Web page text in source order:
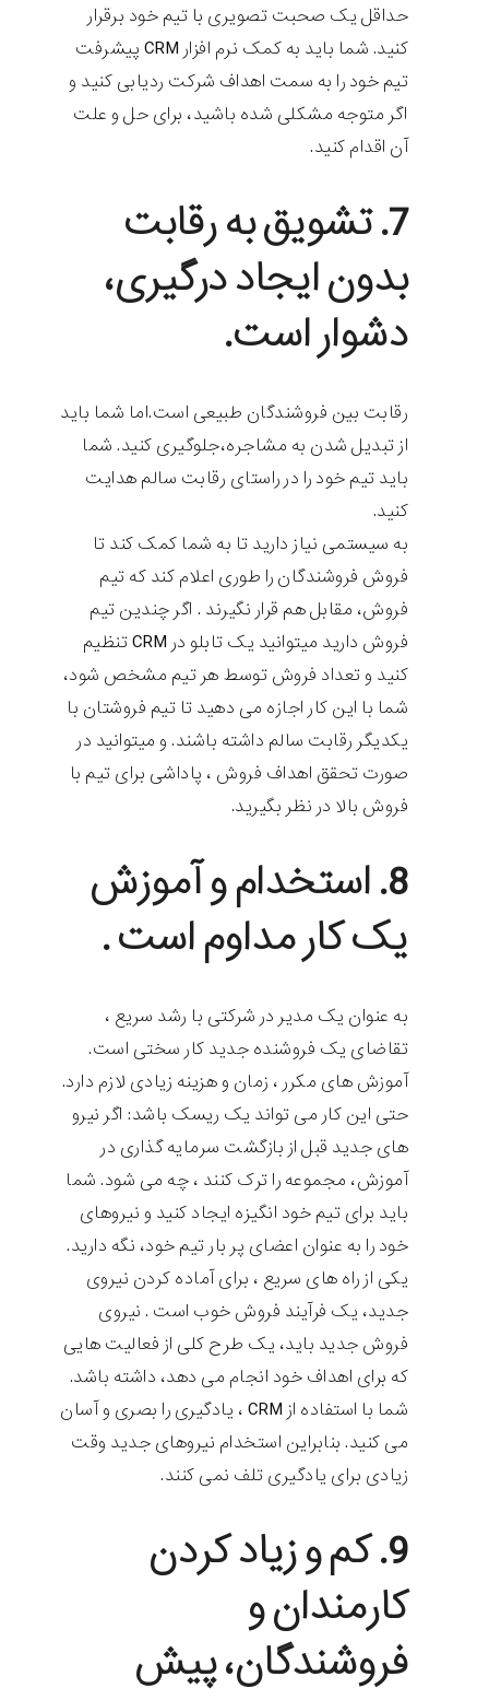
حداقل یک صحبت تصویری با تیم خود برقرار
کنید. شما باید به کمک نرم افزار CRM پیشرفت
تیم خود را به سمت اهداف شرکت ردیابی کنید و
اگر متوجه مشکلی شده باشید، برای حل و علت
آن اقدام کنید.
7. تشویق به رقابت
بدون ایجاد درگیری،
دشوار است.
رقابت بین فروشندگان طبیعی است.اما شما باید
از تبدیل شدن به مشاجره،جلوگیری کنید. شما
باید تیم خود را در راستای رقابت سالم هدایت
کنید.
به سیستمی نیاز دارید تا به شما کمک کند تا
فروش فروشندگان را طوری اعلام کند که تیم
فروش، مقابل هم قرار نگیرند . اگر چندین تیم
فروش دارید میتوانید یک تابلو در CRM تنظیم
کنید و تعداد فروش توسط هر تیم مشخص شود،
شما با این کار اجازه می دهید تا تیم فروشتان با
یکدیگر رقابت سالم داشته باشند. و میتوانید در
صورت تحقق اهداف فروش ، پاداشی برای تیم با
فروش بالا در نظر بگیرید.
8. استخدام و آموزش
یک کار مداوم است .
به عنوان یک مدیر در شرکتی با رشد سریع ،
تقاضای یک فروشنده جدید کار سختی است.
آموزش های مکرر ، زمان و هزینه زیادی لازم دارد.
حتی این کار می تواند یک ریسک باشد: اگر نیرو
های جدید قبل از بازگشت سرمایه گذاری در
آموزش، مجموعه را ترک کنند ، چه می شود. شما
باید برای تیم خود انگیزه ایجاد کنید و نیروهای
خود را به عنوان اعضای پر بار تیم خود، نگه دارید.
یکی از راه های سریع ، برای آماده کردن نیروی
جدید، یک فرآیند فروش خوب است . نیروی
فروش جدید باید، یک طرح کلی از فعالیت هایی
که برای اهداف خود انجام می دهد، داشته باشد.
شما با استفاده از CRM ، یادگیری را بصری و آسان
می کنید. بنابراین استخدام نیروهای جدید وقت
زیادی برای یادگیری تلف نمی کنند.
9. کم و زیاد کردن
کارمندان و
فروشندگان، پیش